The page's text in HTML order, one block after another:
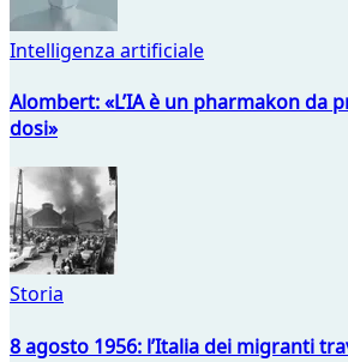
Intelligenza artificiale
Alombert: «L’IA è un pharmakon da
dosi»
Storia
8 agosto 1956: l’Italia dei migranti